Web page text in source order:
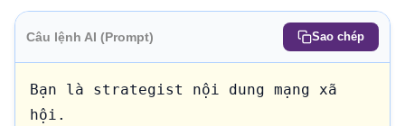
Câu lệnh AI (Prompt) Sao chép
Bạn là strategist nội dung mạng xã
hội.